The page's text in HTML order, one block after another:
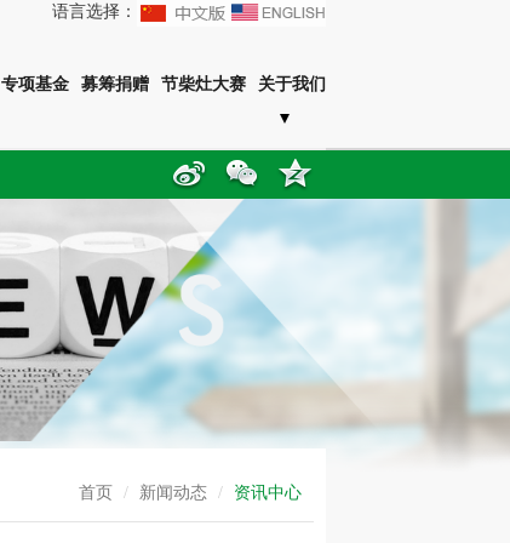
语言选择：
专项基金 募筹捐赠 节柴灶大赛 关于我们
首页 / 新闻动态 / 资讯中心